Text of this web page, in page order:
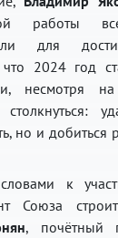
работы
для
что 2024 год
несмотря
но и
к
Союза
, почётный